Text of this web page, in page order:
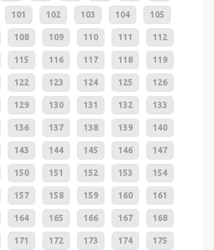
101 102 103 104 105
108 109 110 111 112
115 116 117 118 119
122 123 124 125 126
129 130 131 132 133
136 137 138 139 140
143 144 145 146 147
150 151 152 153 154
157 158 159 160 161
164 165 166 167 168
171 172 173 174 175